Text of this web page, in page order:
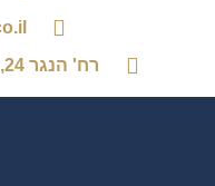
רח' הנגר 24, הוד השרון (בניין A קומה 4)